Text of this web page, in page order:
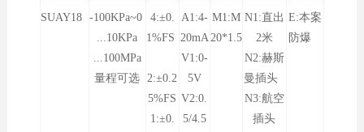
SUAY18 -100KPa~0
...10KPa
...100MPa
量程可选
4:±0.
1%FS
2:±0.2
5%FS
1:±0.
A1:4-
20mA
V1:0-
5V
V2:0.
5/4.5
M1:M
20*1.5
N1:直出
2米
N2:赫斯
曼插头
N3:航空
插头
E:本案
防爆